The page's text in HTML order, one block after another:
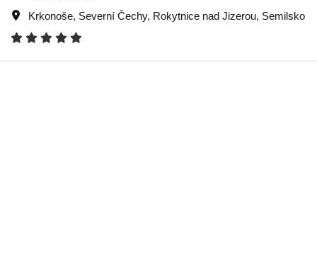
Krkonoše, Severní Čechy, Rokytnice nad Jizerou, Semilsko